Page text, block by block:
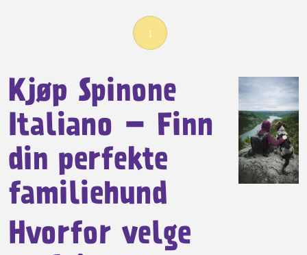
1
Kjøp Spinone
Italiano – Finn
din perfekte
familiehund
Hvorfor velge